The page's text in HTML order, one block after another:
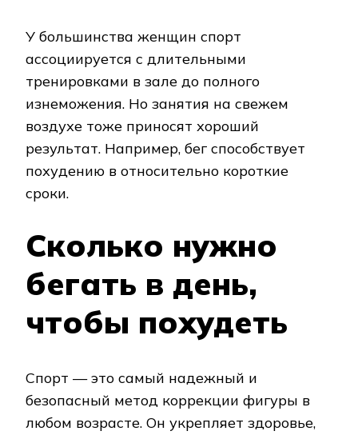
У большинства женщин спорт
ассоциируется с длительными
тренировками в зале до полного
изнеможения. Но занятия на свежем
воздухе тоже приносят хороший
результат. Например, бег способствует
похудению в относительно короткие
сроки.
Сколько нужно
бегать в день,
чтобы похудеть
Спорт — это самый надежный и
безопасный метод коррекции фигуры в
любом возрасте. Он укрепляет здоровье,